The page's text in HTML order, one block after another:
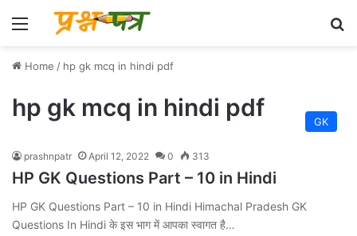
Menu
Home / hp gk mcq in hindi pdf
hp gk mcq in hindi pdf GK
prashnpatr April 12, 2022 0 313
HP GK Questions Part – 10 in Hindi
HP GK Questions Part – 10 in Hindi Himachal Pradesh GK
Questions In Hindi के इस भाग में आपका स्वागत है…